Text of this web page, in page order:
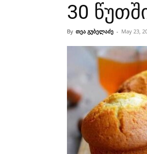
30
By თეა გუბელაძე - May 23,